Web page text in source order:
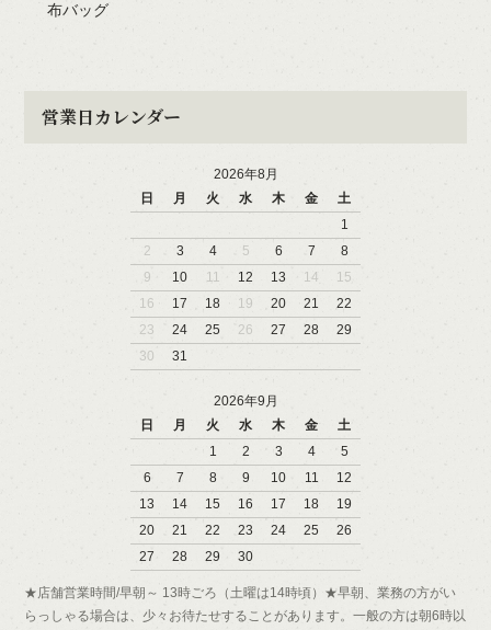
布バッグ
営業日カレンダー
2026年8月
日
月 火 水 木 金
土
1
2
3 4 5 6 7
8
9
10 11 12 13 14
15
16
17 18 19 20 21
22
23
24 25 26 27 28
29
30
31
2026年9月
日
月 火 水 木 金
土
1
2 3 4
5
6
7 8 9 10 11
12
13
14 15 16 17 18
19
20
21 22 23 24 25
26
27
28 29 30
★店舗営業時間/早朝～ 13時ごろ（土曜は14時頃）★早朝、業務の方がい
らっしゃる場合は、少々お待たせすることがあります。一般の方は朝6時以